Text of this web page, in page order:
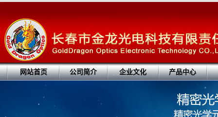
网站首页 公司简介 企业文化 产品中心